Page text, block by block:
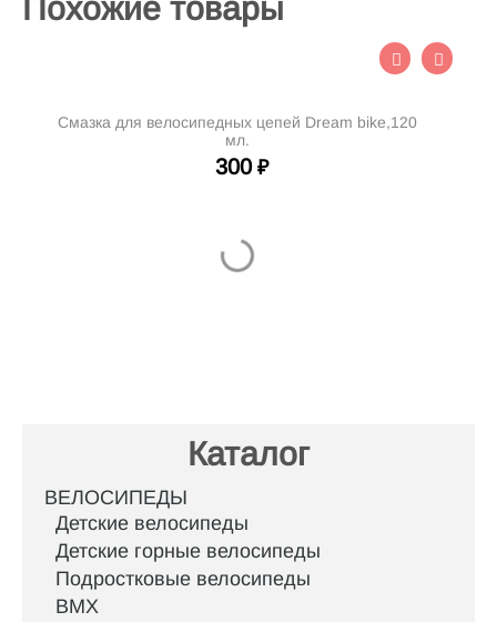
Похожие товары
Смазка для велосипедных цепей Dream bike,120
мл.
300 ₽
Каталог
ВЕЛОСИПЕДЫ
Детские велосипеды
Детские горные велосипеды
Подростковые велосипеды
BMX